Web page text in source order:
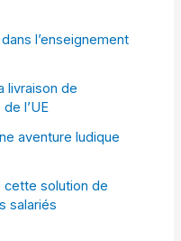
l’enseignement
livraison de
l’UE
aventure ludique
cette solution de
salariés